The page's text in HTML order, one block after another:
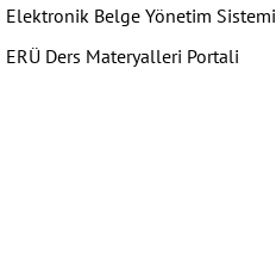
Elektronik Belge Yönetim Sistemi
ERÜ Ders Materyalleri Portali